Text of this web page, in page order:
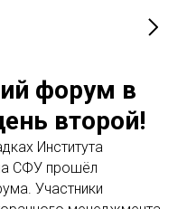
форум в
второй!
Института
СФУ прошёл
Участники